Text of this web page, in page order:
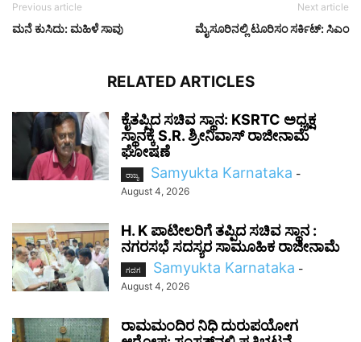
Previous article
ಮನೆ ಕುಸಿದು: ಮಹಿಳೆ ಸಾವು
Next article
ಮೈಸೂರಿನಲ್ಲಿ ಟೂರಿಸಂ ಸರ್ಕಿಟ್: ಸಿಎಂ
RELATED ARTICLES
ಕೈತಪ್ಪಿದ ಸಚಿವ ಸ್ಥಾನ: KSRTC ಅಧ್ಯಕ್ಷ
ಸ್ಥಾನಕ್ಕೆ S.R. ಶ್ರೀನಿವಾಸ್ ರಾಜೀನಾಮೆ
ಘೋಷಣೆ
ರಾಜ್ಯ Samyukta Karnataka -
August 4, 2026
H. K ಪಾಟೀಲರಿಗೆ ತಪ್ಪಿದ ಸಚಿವ ಸ್ಥಾನ :
ನಗರಸಭೆ ಸದಸ್ಯರ ಸಾಮೂಹಿಕ ರಾಜೀನಾಮೆ
ಗದಗ Samyukta Karnataka -
August 4, 2026
ರಾಮಮಂದಿರ ನಿಧಿ ದುರುಪಯೋಗ